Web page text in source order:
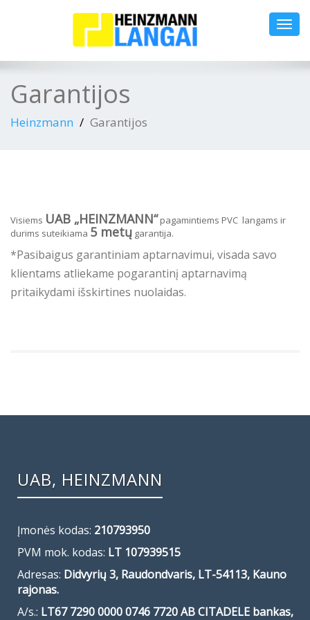
Garantijos
Heinzmann Garantijos
Visiems UAB „HEINZMANN“pagamintiems PVC langams ir
durims suteikiama 5 metų garantija.
*Pasibaigus garantiniam aptarnavimui, visada savo
klientams atliekame pogarantinį aptarnavimą
pritaikydami išskirtines nuolaidas.
UAB, HEINZMANN
Įmonės kodas: 210793950
PVM mok. kodas: LT 107939515
Adresas: Didvyrių 3, Raudondvaris, LT-54113, Kauno
rajonas.
A/s.: LT67 7290 0000 0746 7720 AB CITADELE bankas,